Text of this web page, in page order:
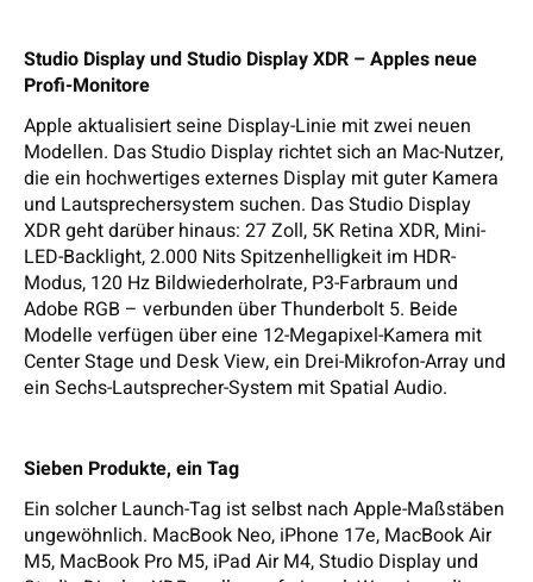
Studio Display und Studio Display XDR – Apples neue
Profi-Monitore
Apple aktualisiert seine Display-Linie mit zwei neuen
Modellen. Das Studio Display richtet sich an Mac-Nutzer,
die ein hochwertiges externes Display mit guter Kamera
und Lautsprechersystem suchen. Das Studio Display
XDR geht darüber hinaus: 27 Zoll, 5K Retina XDR, Mini-
LED-Backlight, 2.000 Nits Spitzenhelligkeit im HDR-
Modus, 120 Hz Bildwiederholrate, P3-Farbraum und
Adobe RGB – verbunden über Thunderbolt 5. Beide
Modelle verfügen über eine 12-Megapixel-Kamera mit
Center Stage und Desk View, ein Drei-Mikrofon-Array und
ein Sechs-Lautsprecher-System mit Spatial Audio.
Sieben Produkte, ein Tag
Ein solcher Launch-Tag ist selbst nach Apple-Maßstäben
ungewöhnlich. MacBook Neo, iPhone 17e, MacBook Air
M5, MacBook Pro M5, iPad Air M4, Studio Display und